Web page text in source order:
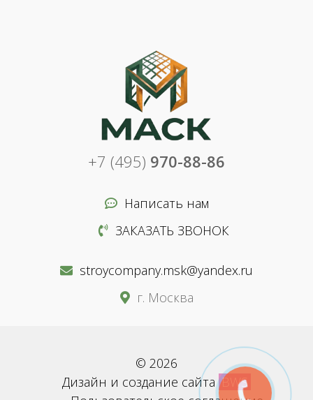
+7 (495) 970-88-86
Написать нам
ЗАКАЗАТЬ ЗВОНОК
stroycompany.msk@yandex.ru
г. Москва
© 2026
Дизайн и создание сайтаBWS